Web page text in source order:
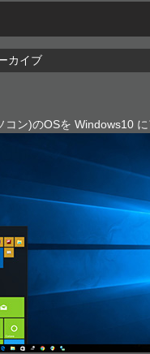
カイブ
コン)のOSを Windows10